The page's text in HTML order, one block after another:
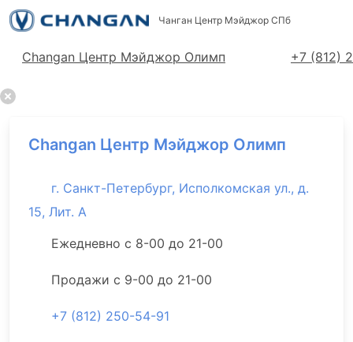
Чанган Центр Мэйджор СПб
Changan Центр Мэйджор Олимп +7 (812)
Адреса салонов
Changan Центр Мэйджор Олимп
г. Санкт-Петербург, Исполкомская ул., д.
15, Лит. А
Ежедневно с 8-00 до 21-00
Продажи с 9-00 до 21-00
+7 (812) 250-54-91